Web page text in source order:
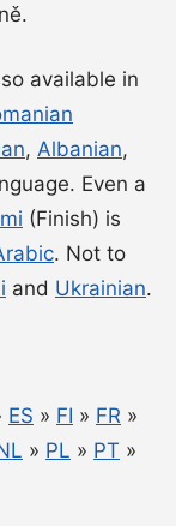
available in
, Albanian,
Even a
(Finish) is
. Not to
and Ukrainian.
ES » FI » FR »
» PL » PT »